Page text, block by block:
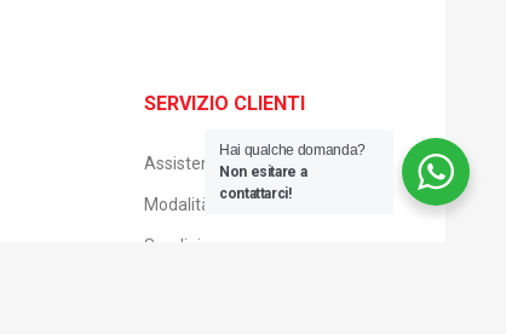
SERVIZIO CLIENTI
Assistenza clienti
Modalità di pagamento
Spedizione e consegna
Hai qualche domanda?
Non esitare a
contattarci!